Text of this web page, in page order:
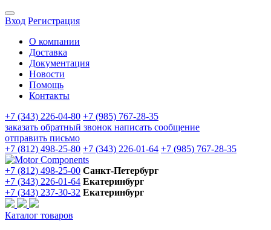
Вход Регистрация
О компании
Доставка
Документация
Новости
Помощь
Контакты
+7 (343) 226-04-80 +7 (985) 767-28-35
заказать обратный звонок написать сообщение
отправить письмо
+7 (812) 498-25-80 +7 (343) 226-01-64 +7 (985) 767-28-35
+7 (812) 498-25-00 Санкт-Петербург
+7 (343) 226-01-64 Екатеринбург
+7 (343) 237-30-32 Екатеринбург
Каталог товаров